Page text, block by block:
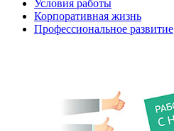
Условия работы
Корпоративная жизнь
Профессиональное развитие